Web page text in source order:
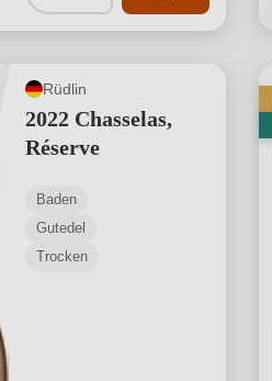
Rüdlin
2022 Chasselas,
Réserve
Baden
Gutedel
Trocken